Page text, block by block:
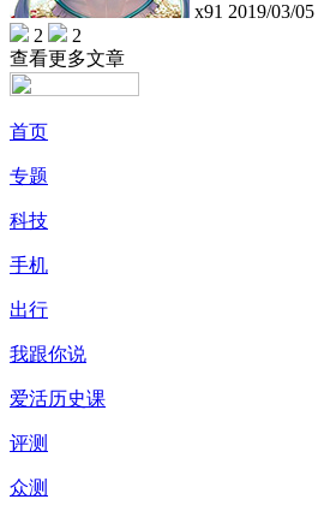
x91 2019/03/05
2
2
查看更多文章
首页
专题
科技
手机
出行
我跟你说
爱活历史课
评测
众测